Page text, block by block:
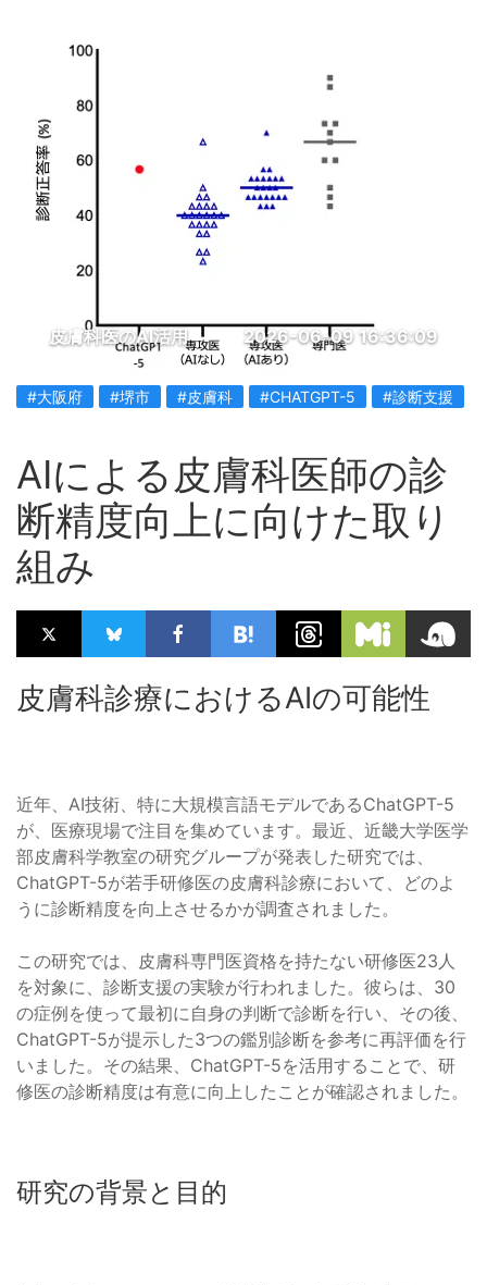
皮膚科医のAI活用 2026-06-09 16:36:09
#大阪府 #堺市 #皮膚科 #CHATGPT-5 #診断支援
AIによる皮膚科医師の診
断精度向上に向けた取り
組み
皮膚科診療におけるAIの可能性
近年、AI技術、特に大規模言語モデルであるChatGPT-5
が、医療現場で注目を集めています。最近、近畿大学医学
部皮膚科学教室の研究グループが発表した研究では、
ChatGPT-5が若手研修医の皮膚科診療において、どのよ
うに診断精度を向上させるかが調査されました。
この研究では、皮膚科専門医資格を持たない研修医23人
を対象に、診断支援の実験が行われました。彼らは、30
の症例を使って最初に自身の判断で診断を行い、その後、
ChatGPT-5が提示した3つの鑑別診断を参考に再評価を行
いました。その結果、ChatGPT-5を活用することで、研
修医の診断精度は有意に向上したことが確認されました。
研究の背景と目的